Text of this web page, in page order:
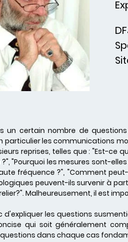
un certain nombre de
particulier les communications
reprises, telles que : "Est-ce
"Pourquoi les mesures sont-
fréquence ?", "Comment
peuvent-ils survenir à
Malheureusement, il est
d'expliquer les questions
qui soit généralement
dans chaque cas